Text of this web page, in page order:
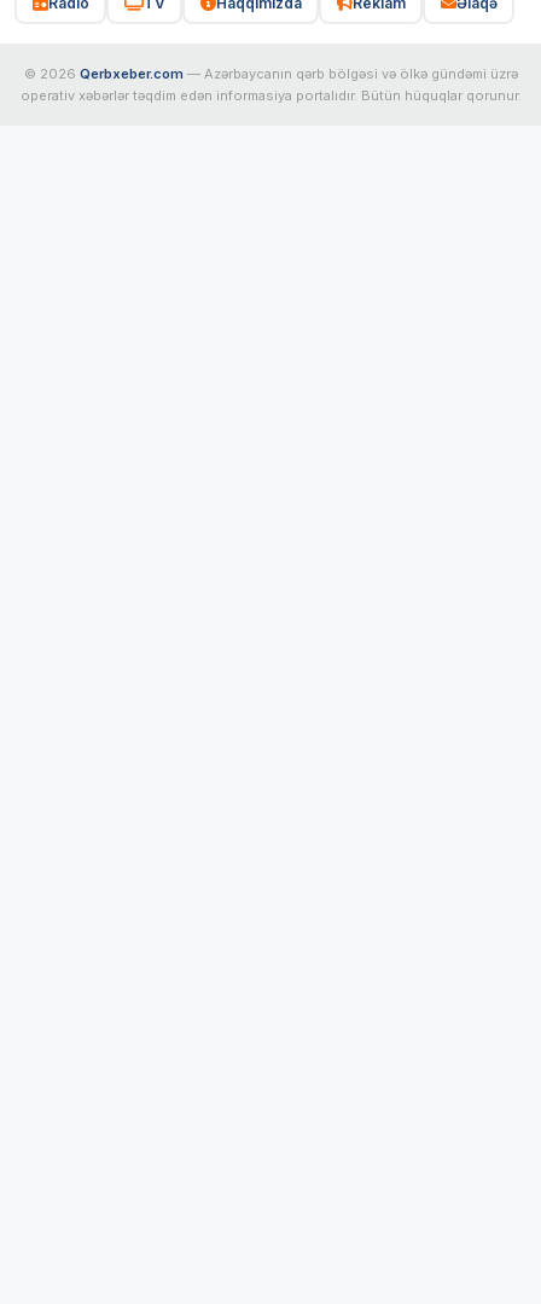
© 2026 Qerbxeber.com — Azərbaycanın qərb bölgəsi və ölkə gündəmi üzrə
operativ xəbərlər təqdim edən informasiya portalıdır. Bütün hüquqlar qorunur.